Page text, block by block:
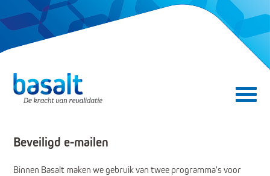
Direct naar de contentDirect naar de navigatie
Beveiligd e-mailen
Binnen Basalt maken we gebruik van twee programma's voor